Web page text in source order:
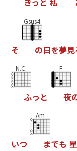
そ
Gsus4
の日を夢見
N.C.
ふっ と
F
夜
いつ
Am
までも 星